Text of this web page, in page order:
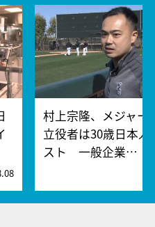
村上宗隆、メジャー
立役者は30歳日本人
スト 一般企業…